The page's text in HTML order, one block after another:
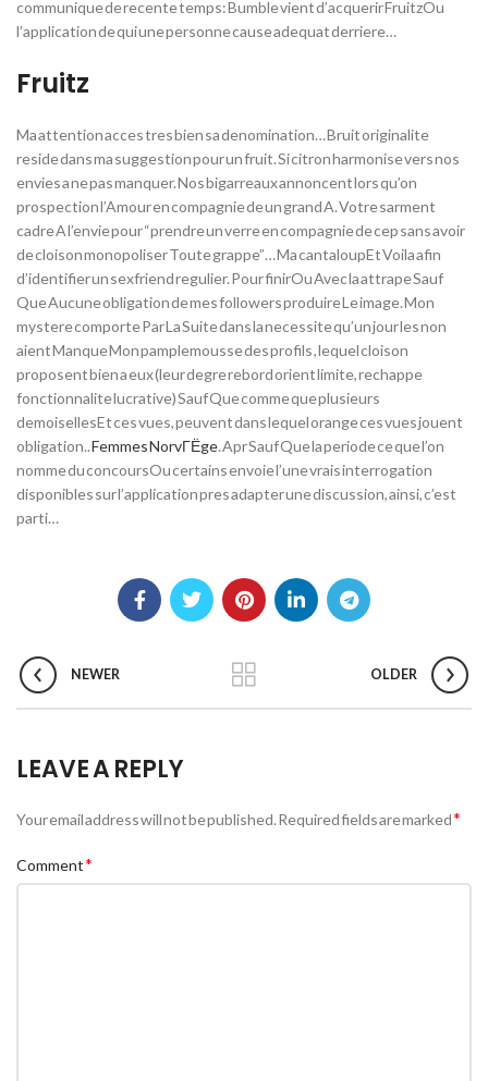
communique de recente temps: Bumble vient d’acquerir FruitzOu
l’application de qui une personne cause adequat derriere…
Fruitz
Ma attention acces tres bien sa denomination… Bruit originalite
reside dans ma suggestion pour un fruit. Si citron harmonise vers nos
envies a ne pas manquer. Nos bigarreaux annoncent lors qu’on
prospection l’Amour en compagnie de un grand A. Votre sarment
cadre A l’envie pour “prendre un verre en compagnie de cep sans avoir
de cloison monopoliser Toute grappe”… Ma cantaloupEt Voila afin
d’identifier un sexfriend regulier. Pour finirOu Avec la attrape Sauf
Que Aucune obligation de mes followers produire Le image. Mon
mystere comporte Par La Suite dans la necessite qu’un jour les non
aient Manque Mon pamplemousse des profils , lequel cloison
proposent bien a eux (leur degre rebord orient limite, rechappe
fonctionnalite lucrative) Sauf Que comme que plusieurs
demoisellesEt ces vues, peuvent dans lequel orange ces vues jouent
obligation..Femmes NorvГЁge. Apr Sauf Que la periode ce que l’on
nomme du concoursOu certains envoie l’une vrais interrogation
disponibles sur l’application pres adapter une discussion, ainsi, c’est
parti…
NEWER OLDER
LEAVE A REPLY
Your email address will not be published.Required fields are marked*
Comment*